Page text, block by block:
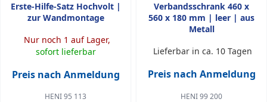
Erste-Hilfe-Satz Hochvolt |
zur Wandmontage
Nur noch 1 auf Lager,
sofort lieferbar
Preis nach Anmeldung
HENI 95 113
Verbandsschrank 460 x
560 x 180 mm | leer | aus
Metall
Lieferbar in ca. 10 Tagen
Preis nach Anmeldung
HENI 99 200